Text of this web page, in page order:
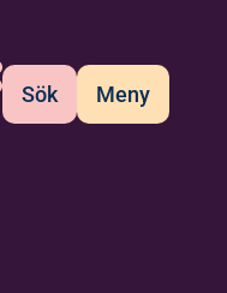
Sök Meny